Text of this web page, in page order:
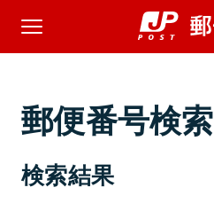
郵便番号検索
検索結果